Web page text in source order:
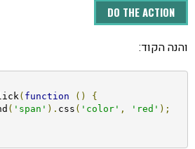
DO THE ACTION
והנה הקוד:
( function ()
{
( 'span' ). css ( 'color' , 'red' );